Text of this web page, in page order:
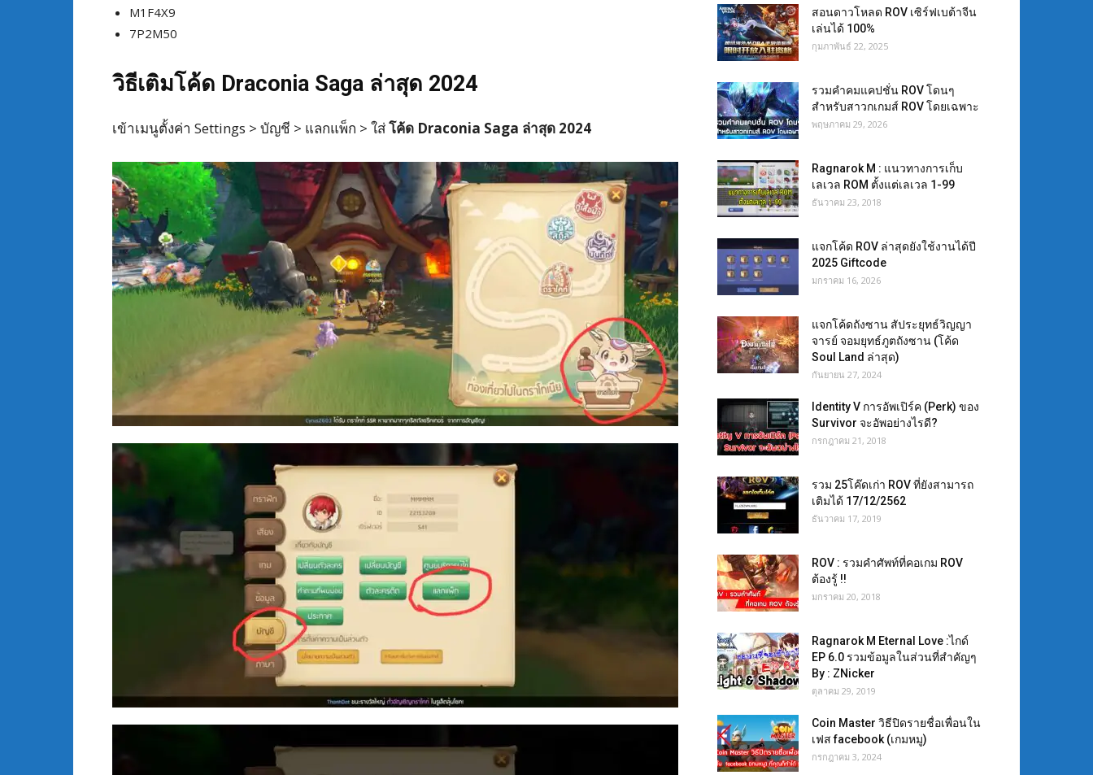
M1F4X9
7P2M50
วิธีเติมโค้ด Draconia Saga ล่าสุด 2024
เข้าเมนูตั้งค่า Settings > บัญชี > แลกแพ็ก > ใส่โค้ด Draconia Saga ล่าสุด 2024
สอนดาวโหลด ROV เซิร์ฟเบต้าจีน
เล่นได้ 100%
กุมภาพันธ์ 22, 2025
รวมคำคมแคปชั่น ROV โดนๆ
สำหรับสาวกเกมส์ ROV โดยเฉพาะ
พฤษภาคม 29, 2026
Ragnarok M : แนวทางการเก็บ
เลเวล ROM ตั้งแต่เลเวล 1-99
ธันวาคม 23, 2018
แจกโค้ด ROV ล่าสุดยังใช้งานได้ปี
2025 Giftcode
มกราคม 16, 2026
แจกโค้ดถังซาน สัประยุทธ์วิญญา
จารย์ จอมยุทธ์ภูตถังซาน (โค้ด
Soul Land ล่าสุด)
กันยายน 27, 2024
Identity V การอัพเปิร์ค (Perk) ของ
Survivor จะอัพอย่างไรดี?
กรกฎาคม 21, 2018
รวม 25โค๊ดเก่า ROV ที่ยังสามารถ
เติมได้ 17/12/2562
ธันวาคม 17, 2019
ROV : รวมคำศัพท์ที่คอเกม ROV
ต้องรู้ !!
มกราคม 20, 2018
Ragnarok M Eternal Love :ไกด์
EP 6.0 รวมข้อมูลในส่วนที่สำคัญๆ
By : ZNicker
ตุลาคม 29, 2019
Coin Master วิธีปิดรายชื่อเพื่อนใน
เฟส facebook (เกมหมู)
กรกฎาคม 3, 2024